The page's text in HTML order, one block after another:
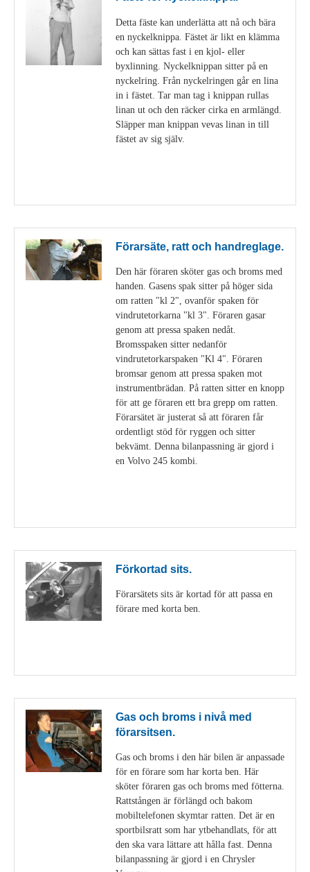
Detta fäste kan underlätta att nå och bära
en nyckelknippa. Fästet är likt en klämma
och kan sättas fast i en kjol- eller
byxlinning. Nyckelknippan sitter på en
nyckelring. Från nyckelringen går en lina
in i fästet. Tar man tag i knippan rullas
linan ut och den räcker cirka en armlängd.
Släpper man knippan vevas linan in till
fästet av sig själv.
Förarsäte, ratt och handreglage.
Den här föraren sköter gas och broms med
handen. Gasens spak sitter på höger sida
om ratten "kl 2", ovanför spaken för
vindrutetorkarna "kl 3". Föraren gasar
genom att pressa spaken nedåt.
Bromsspaken sitter nedanför
vindrutetorkarspaken "Kl 4". Föraren
bromsar genom att pressa spaken mot
instrumentbrädan. På ratten sitter en knopp
för att ge föraren ett bra grepp om ratten.
Förarsätet är justerat så att föraren får
ordentligt stöd för ryggen och sitter
bekvämt. Denna bilanpassning är gjord i
en Volvo 245 kombi.
Förkortad sits.
Förarsätets sits är kortad för att passa en
förare med korta ben.
Gas och broms i nivå med
förarsitsen.
Gas och broms i den här bilen är anpassade
för en förare som har korta ben. Här
sköter föraren gas och broms med fötterna.
Rattstången är förlängd och bakom
mobiltelefonen skymtar ratten. Det är en
sportbilsratt som har ytbehandlats, för att
den ska vara lättare att hålla fast. Denna
bilanpassning är gjord i en Chrysler